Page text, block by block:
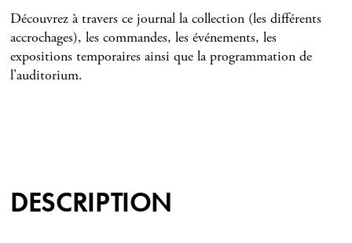
Découvrez à travers ce journal la collection (les différents
accrochages), les commandes, les événements, les
expositions temporaires ainsi que la programmation de
l'auditorium.
DESCRIPTION